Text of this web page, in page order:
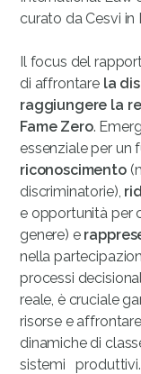
curato da Cesvi in
Il focus del
di affrontare la
raggiungere la
Fame Zero.
essenziale per un
riconoscimento
discriminatorie),
e opportunità per
genere) e
nella
processi
reale, è cruciale
risorse e
dinamiche di
sistemi produttivi.